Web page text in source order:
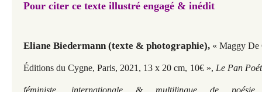
Pour citer ce texte illustré engagé & inédit
Eliane Biedermann (texte & photographie), « Maggy De
Éditions du Cygne, Paris, 2021, 13 x 20 cm, 10€ », Le Pan